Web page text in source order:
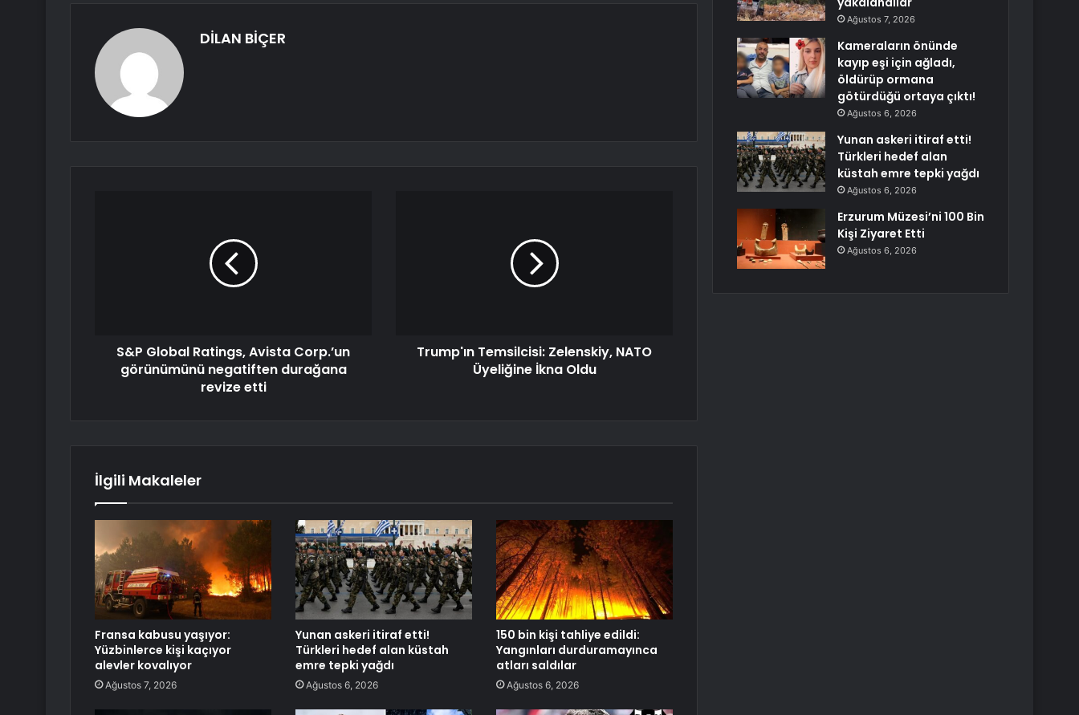
DİLAN BİÇER
S&P Global Ratings, Avista Corp.’un
görünümünü negatiften durağana
revize etti
Trump'ın Temsilcisi: Zelenskiy, NATO
Üyeliğine İkna Oldu
İlgili Makaleler
Fransa kabusu yaşıyor:
Yüzbinlerce kişi kaçıyor
alevler kovalıyor
Ağustos 7, 2026
Yunan askeri itiraf etti!
Türkleri hedef alan küstah
emre tepki yağdı
Ağustos 6, 2026
150 bin kişi tahliye edildi:
Yangınları durduramayınca
atları saldılar
Ağustos 6, 2026
Ağustos 7, 2026
Kameraların önünde
kayıp eşi için ağladı,
öldürüp ormana
götürdüğü ortaya çıktı!
Ağustos 6, 2026
Yunan askeri itiraf etti!
Türkleri hedef alan
küstah emre tepki yağdı
Ağustos 6, 2026
Erzurum Müzesi’ni 100 Bin
Kişi Ziyaret Etti
Ağustos 6, 2026